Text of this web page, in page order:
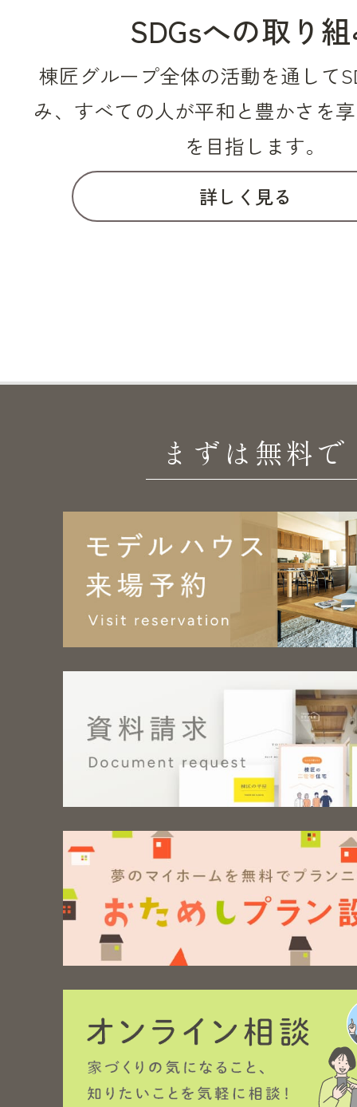
SDGsへの取り
棟匠グループ全体の活動を通して
み、 すべての人が平和と豊かさを
を目指します。
詳しく見る
まずは無料で